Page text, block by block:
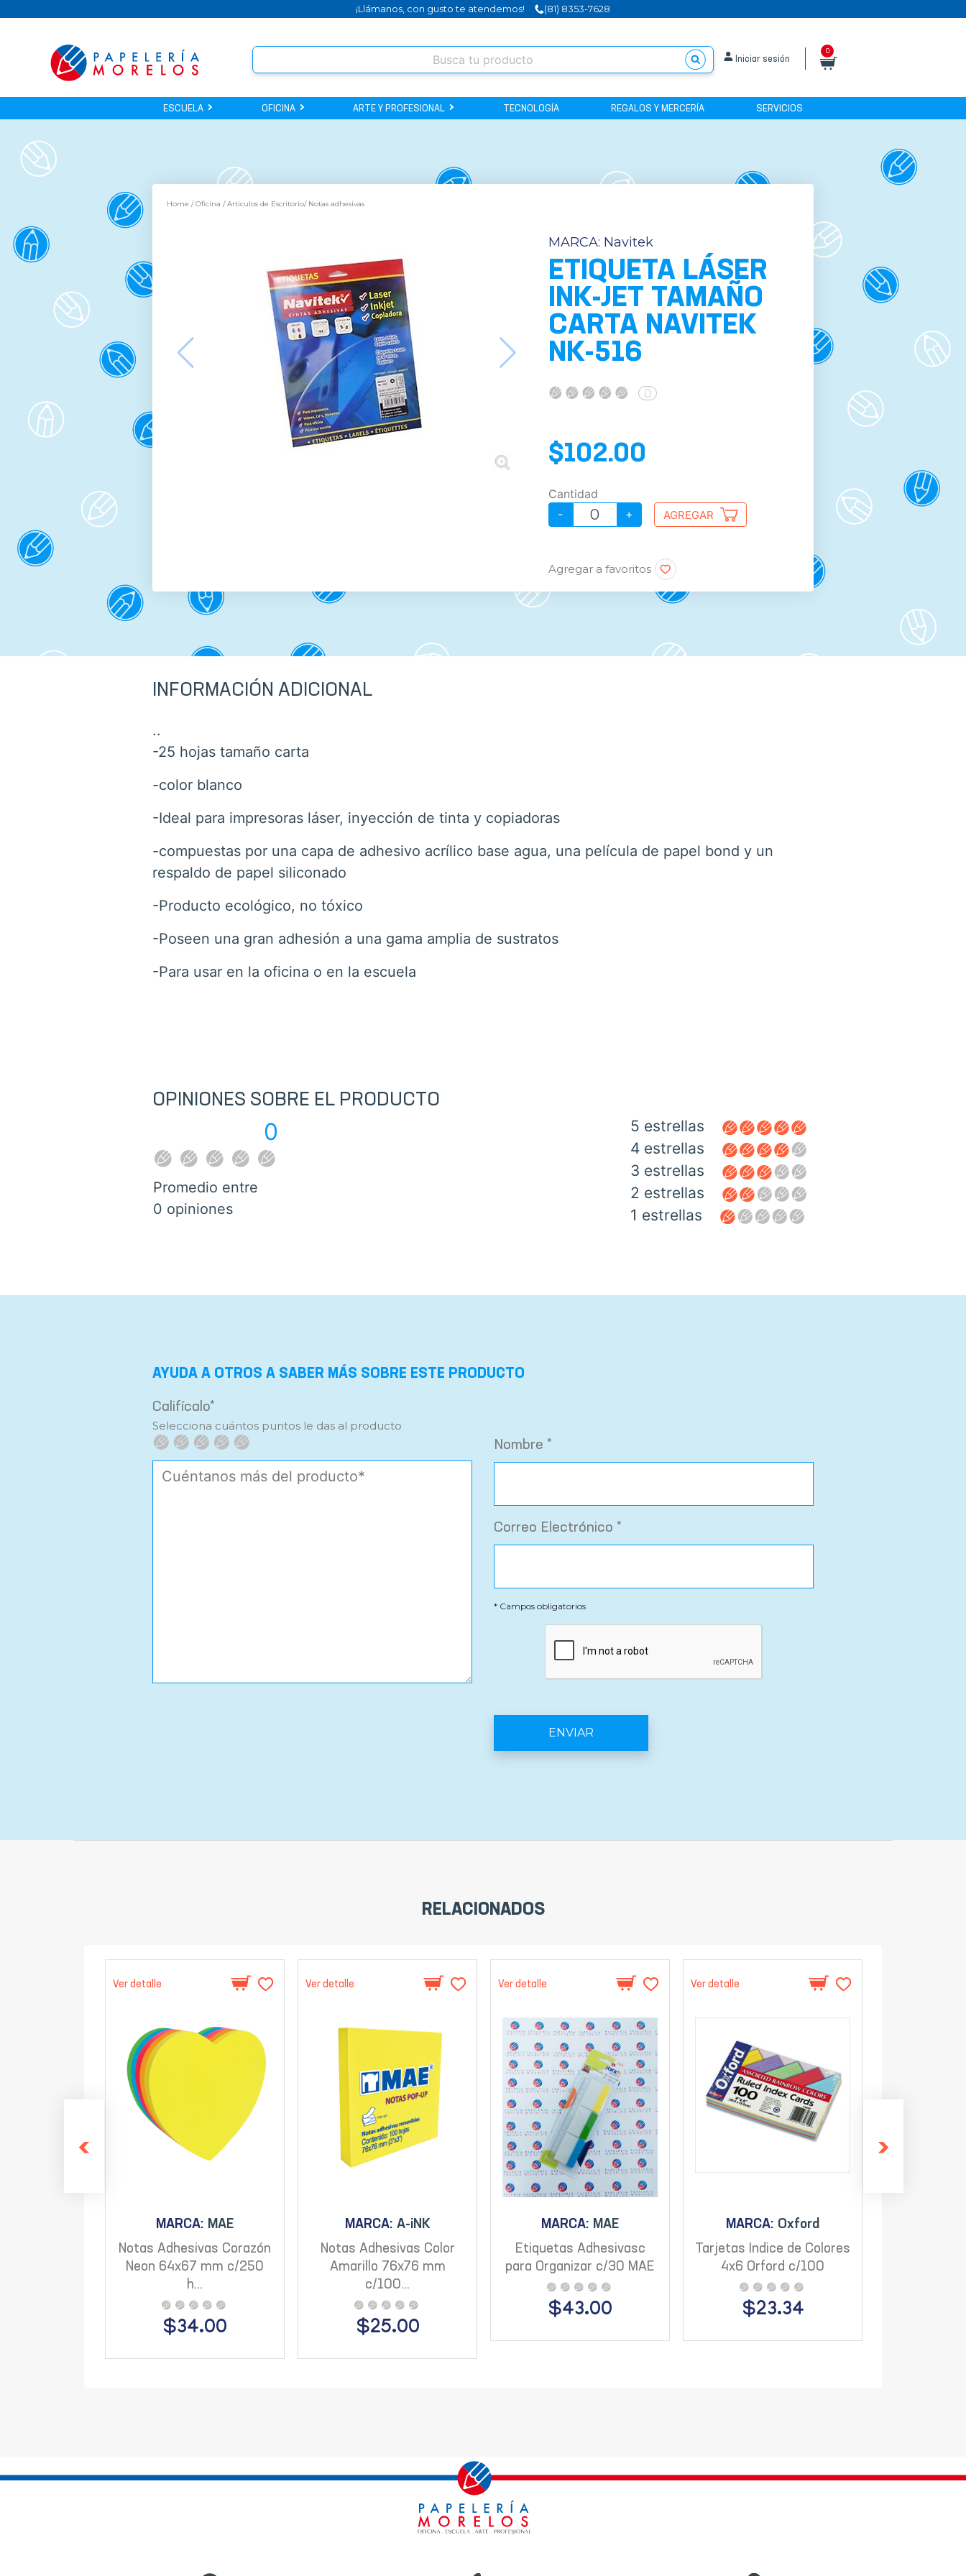
¡Llámanos, con gusto te atendemos! (81) 8353-7628
Iniciar sesión
0
ESCUELA OFICINA ARTE Y PROFESIONAL TECNOLOGÍA REGALOS Y MERCERÍA SERVICIOS
Home /Oficina /Articulos de Escritorio/ Notas adhesivas
MARCA: Navitek
ETIQUETA LÁSER
INK-JET TAMAÑO
CARTA NAVITEK
NK-516
0
$102.00
Cantidad
-
+ AGREGAR
Agregar a favoritos
INFORMACIÓN ADICIONAL
..
-25 hojas tamaño carta
-color blanco
-Ideal para impresoras láser, inyección de tinta y copiadoras
-compuestas por una capa de adhesivo acrílico base agua, una película de papel bond y un
respaldo de papel siliconado
-Producto ecológico, no tóxico
-Poseen una gran adhesión a una gama amplia de sustratos
-Para usar en la oficina o en la escuela
OPINIONES SOBRE EL PRODUCTO
0
Promedio entre
0 opiniones
5 estrellas
4 estrellas
3 estrellas
2 estrellas
1 estrellas
AYUDA A OTROS A SABER MÁS SOBRE ESTE PRODUCTO
Califícalo*
Selecciona cuántos puntos le das al producto
Nombre *
Correo Electrónico *
* Campos obligatorios
RELACIONADOS
Ver detalle
MARCA: MAE
Notas Adhesivas Corazón
Neon 64x67 mm c/250
h...
$34.00
Ver detalle
MARCA: A-iNK
Notas Adhesivas Color
Amarillo 76x76 mm
c/100...
$25.00
Ver detalle
MARCA: MAE
Etiquetas Adhesivasc
para Organizar c/30 MAE
$43.00
Ver detalle
MARCA: Oxford
Tarjetas Indice de Colores
4x6 Orford c/100
$23.34